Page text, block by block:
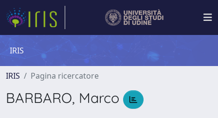
IRIS
IRIS Pagina ricercatore
BARBARO, Marco